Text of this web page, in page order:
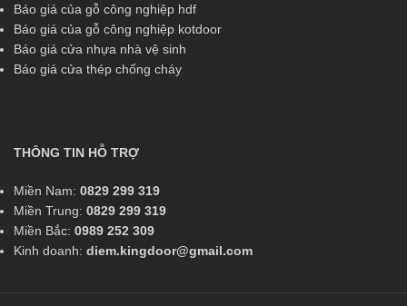
Báo giá của gỗ công nghiệp hdf
Báo giá của gỗ công nghiệp kotdoor
Báo giá cửa nhựa nhà vệ sinh
Báo giá cửa thép chống cháy
THÔNG TIN HỖ TRỢ
Miền Nam: 0829 299 319
Miền Trung: 0829 299 319
Miền Bắc: 0989 252 309
Kinh doanh: diem.kingdoor@gmail.com